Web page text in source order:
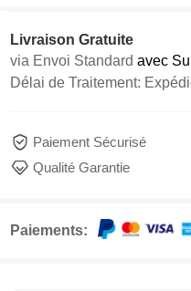
Livraison Gratuite
via Envoi Standard avec
Délai de Traitement:
Paiement Sécurisé
Qualité Garantie
Paiements: